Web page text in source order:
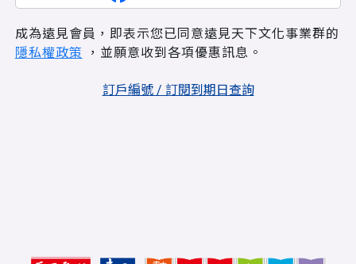
成為遠見會員，即表示您已同意遠見天下文化事業群的
隱私權政策 ，並願意收到各項優惠訊息。
訂戶編號 / 訂閱到期日查詢